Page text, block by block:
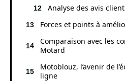
Analyse des avis
Forces et points à
Comparaison avec les
Motard
Motoblouz, l’avenir de
ligne